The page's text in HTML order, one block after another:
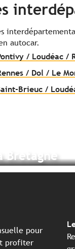
autocar.
/ Loudéac /
/ Dol / Le
Brieuc /
Bretagne
pour
profiter